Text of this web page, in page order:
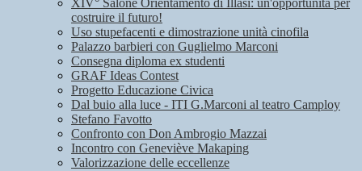
XIV° Salone Orientamento di Illasi: un'opportunità per
costruire il futuro!
Uso stupefacenti e dimostrazione unità cinofila
Palazzo barbieri con Guglielmo Marconi
Consegna diploma ex studenti
GRAF Ideas Contest
Progetto Educazione Civica
Dal buio alla luce - ITI G.Marconi al teatro Camploy
Stefano Favotto
Confronto con Don Ambrogio Mazzai
Incontro con Geneviève Makaping
Valorizzazione delle eccellenze